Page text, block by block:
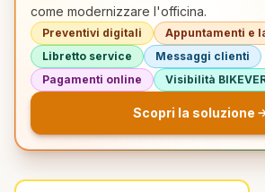
come modernizzare l'officina.
Preventivi digitali
Appuntamenti e
Libretto service
Messaggi clienti
Pagamenti online
Visibilità
Scopri la soluzione